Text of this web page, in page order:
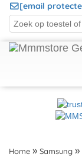
[email
Home Samsung